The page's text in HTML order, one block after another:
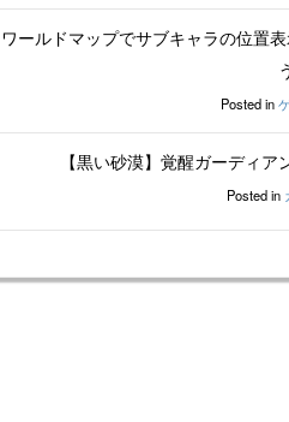
ワールドマップでサブキャラの位置
Posted in
【黒い砂漠】覚醒ガーディ
Posted in